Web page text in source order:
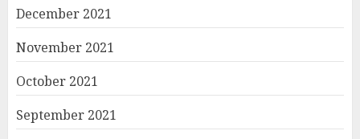
December 2021
November 2021
October 2021
September 2021